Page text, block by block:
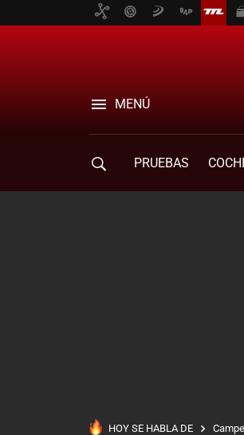
MENÚ
PRUEBAS
HOY SE HABLA DE